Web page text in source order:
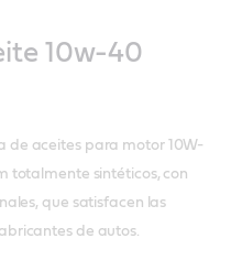
10w-40
de aceites para motor 10W-
totalmente sintéticos, con
que satisfacen las
de autos.